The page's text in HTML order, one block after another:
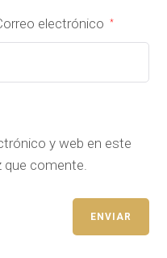
electrónico *
y web en este
que comente.